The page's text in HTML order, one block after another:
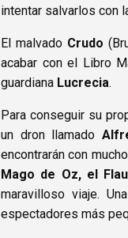
intentar salvarlos con
El malvado Crudo
acabar con el Libro
guardiana Lucrecia.
Para conseguir su
un dron llamado
encontrarán con
Mago de Oz, el
maravilloso viaje.
espectadores más